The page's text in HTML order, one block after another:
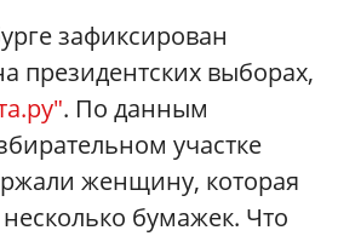
зафиксирован
президентских выборах,
. По данным
участке
женщину, которая
бумажек. Что